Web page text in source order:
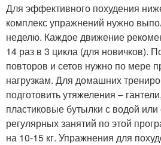
Для эффективного похудения
комплекс упражнений нужно
неделю. Каждое движение
14 раз в 3 цикла (для новичков).
повторов и сетов нужно по мере
нагрузкам. Для домашних
подготовить утяжеления –
пластиковые бутылки с водой
регулярных занятий по этой
на 10-15 кг. Упражнения для